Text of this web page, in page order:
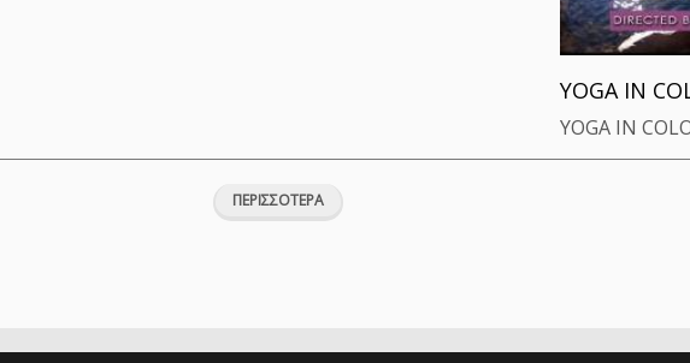
YOGA IN
YOGA IN
ΠΕΡΙΣΣΟΤΕΡΑ